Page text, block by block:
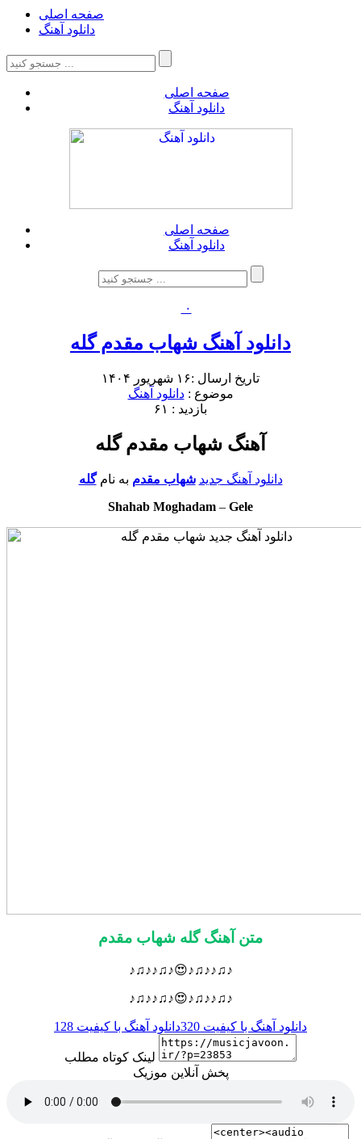
صفحه اصلی
دانلود آهنگ
صفحه اصلی
دانلود آهنگ
صفحه اصلی
دانلود آهنگ
۰
دانلود آهنگ شهاب مقدم گله
تاریخ ارسال :۱۶ شهریور ۱۴۰۴
موضوع :دانلود آهنگ
بازدید : ۶۱
آهنگ شهاب مقدم گله
دانلود آهنگ جدید شهاب مقدم به نامگله
Shahab Moghadam – Gele
متن آهنگ گله شهاب مقدم
♪♫♪♪♫♪😍♪♫♪♪♫♪
♪♫♪♪♫♪😍♪♫♪♪♫♪
دانلود آهنگ با کیفیت 320 دانلود آهنگ با کیفیت 128
لینک کوتاه مطلب
پخش آنلاین موزیک